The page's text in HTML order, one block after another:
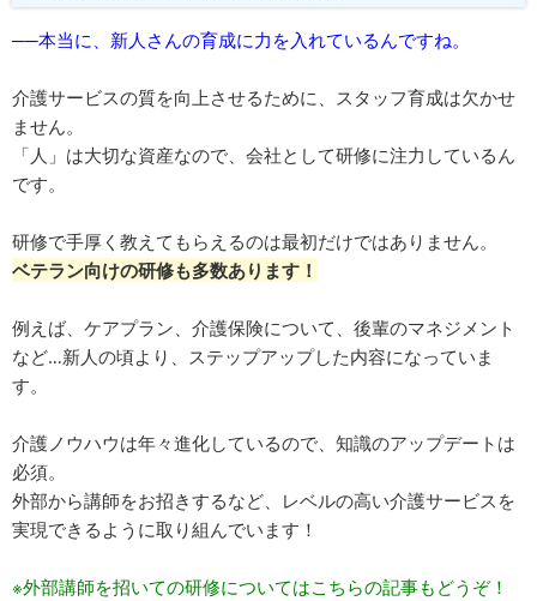
──本当に、新人さんの育成に力を入れているんですね。
介護サービスの質を向上させるために、スタッフ育成は欠かせ
ません。
「人」は大切な資産なので、会社として研修に注力しているん
です。
研修で手厚く教えてもらえるのは最初だけではありません。
ベテラン向けの研修も多数あります！
例えば、ケアプラン、介護保険について、後輩のマネジメント
など…新人の頃より、ステップアップした内容になっていま
す。
介護ノウハウは年々進化しているので、知識のアップデートは
必須。
外部から講師をお招きするなど、レベルの高い介護サービスを
実現できるように取り組んでいます！
※外部講師を招いての研修についてはこちらの記事もどうぞ！